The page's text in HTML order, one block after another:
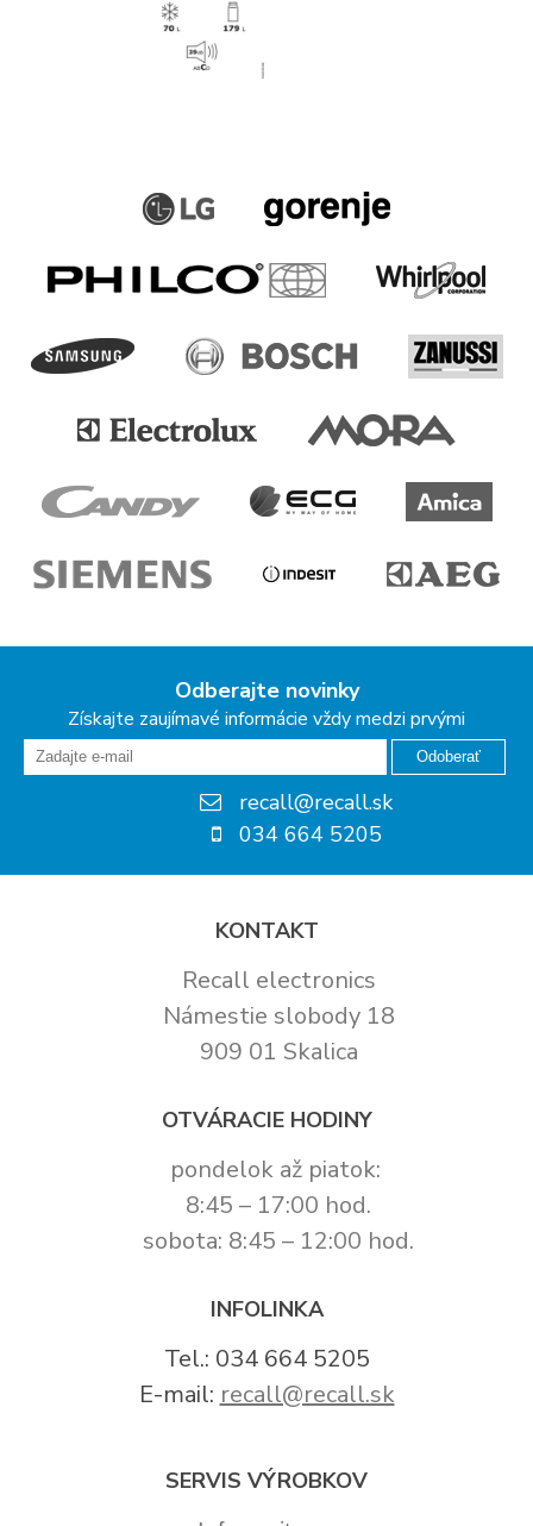
Odberajte novinky
Získajte zaujímavé informácie vždy medzi prvými
Odoberať
recall@recall.sk
034 664 5205
KONTAKT
Recall electronics
Námestie slobody 18
909 01 Skalica
OTVÁRACIE HODINY
pondelok až piatok:
8:45 – 17:00 hod.
sobota: 8:45 – 12:00 hod.
INFOLINKA
Tel.: 034 664 5205
E-mail: recall@recall.sk
SERVIS VÝROBKOV